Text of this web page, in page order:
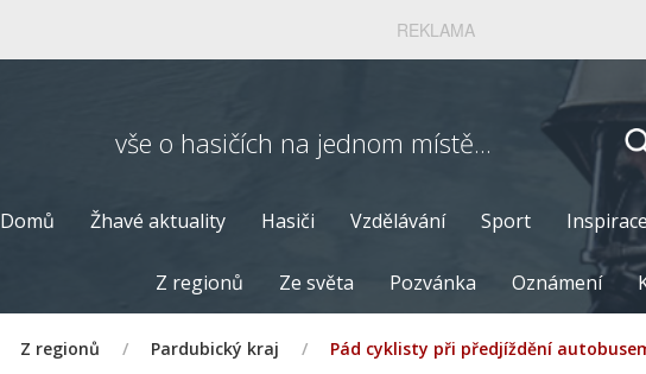
REKLAMA
vše o hasičích na jednom místě...
Domů Žhavé aktuality Hasiči Vzdělávání Sport Inspirace
Z regionů Ze světa Pozvánka Oznámení
Z regionů / Pardubický kraj / Pád cyklisty při předjíždění